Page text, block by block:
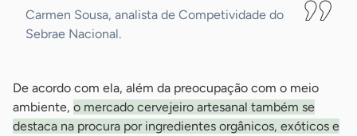
Carmen Sousa, analista de Competividade do
Sebrae Nacional.
De acordo com ela, além da preocupação com o meio
ambiente, o mercado cervejeiro artesanal também se
destaca na procura por ingredientes orgânicos, exóticos e